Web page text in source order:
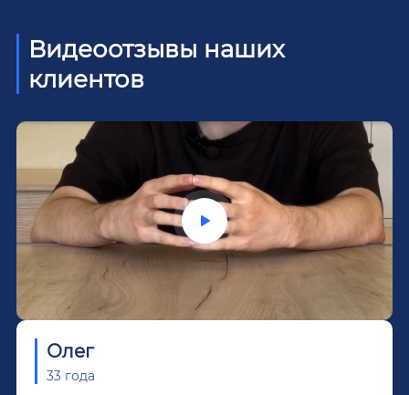
Видеоотзывы наших
клиентов
Олег
33 года